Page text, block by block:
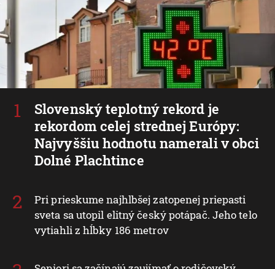
Slovenský teplotný rekord je
rekordom celej strednej Európy:
Najvyššiu hodnotu namerali v obci
Dolné Plachtince
Pri prieskume najhlbšej zatopenej priepasti
sveta sa utopil elitný český potápač. Jeho telo
vytiahli z hĺbky 186 metrov